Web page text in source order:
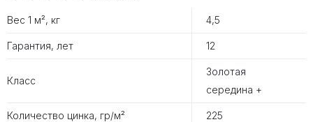
Вес 1 м², кг 4,5
Гарантия, лет 12
Класс
Золотая
середина +
Количество цинка, гр/м² 225